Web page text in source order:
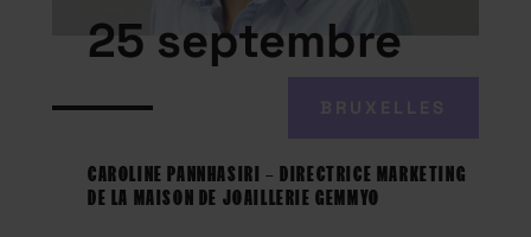
25 septembre
CAROLINE PANNHASIRI – DIRECTRICE MARKETING
DE LA MAISON DE JOAILLERIE GEMMYO